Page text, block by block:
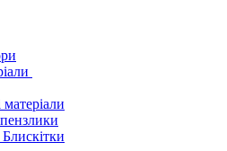
матеріали